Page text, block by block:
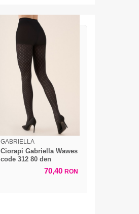
GABRIELLA
Ciorapi Gabriella Wawes
code 312 80 den
70,40 RON